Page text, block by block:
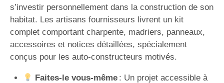
s’investir personnellement dans la construction de son
habitat. Les artisans fournisseurs livrent un kit
complet comportant charpente, madriers, panneaux,
accessoires et notices détaillées, spécialement
conçus pour les auto-constructeurs motivés.
Faites-le vous-même: Un projet accessible à